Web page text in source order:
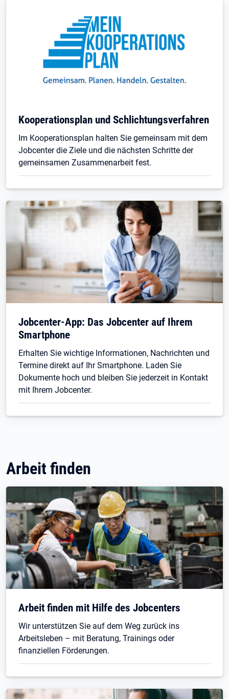
Kooperationsplan und Schlichtungsverfahren
Im Kooperationsplan halten Sie gemeinsam mit dem
Jobcenter die Ziele und die nächsten Schritte der
gemeinsamen Zusammenarbeit fest.
Jobcenter-App: Das Jobcenter auf Ihrem
Smartphone
Erhalten Sie wichtige Informationen, Nachrichten und
Termine direkt auf Ihr Smartphone. Laden Sie
Dokumente hoch und bleiben Sie jederzeit in Kontakt
mit Ihrem Jobcenter.
Arbeit finden
Arbeit finden mit Hilfe des Jobcenters
Wir unterstützen Sie auf dem Weg zurück ins
Arbeitsleben – mit Beratung, Trainings oder
finanziellen Förderungen.